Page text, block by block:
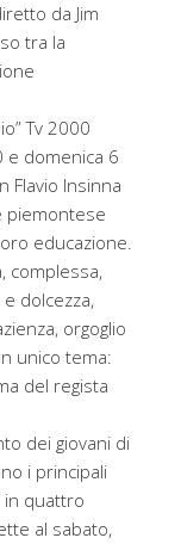
da Jim
tra la
Tv 2000
e domenica 6
Flavio Insinna
piemontese
educazione.
complessa,
dolcezza,
orgoglio
unico tema:
del regista
dei giovani di
i principali
in quattro
al sabato,